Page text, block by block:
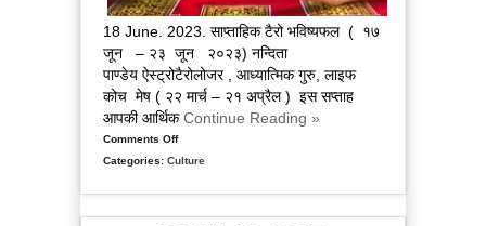
18 June. 2023. साप्ताहिक टैरो भविष्यफल ( १७
जून – २३ जून २०२३) नन्दिता
पाण्डेय ऐस्ट्रोटैरोलोजर , आध्यात्मिक गुरु, लाइफ
कोच मेष ( २२ मार्च – २१ अप्रैल ) इस सप्ताह
आपकी आर्थिकContinue Reading »
Comments Offon
पढ़िए
Categories: Culture